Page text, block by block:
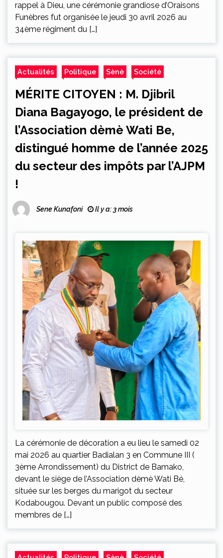
rappel à Dieu, une cérémonie grandiose d’Oraisons
Funèbres fut organisée le jeudi 30 avril 2026 au
34ème régiment du […]
Actualités Politique Sènè Société
MÉRITE CITOYEN : M. Djibril
Diana Bagayogo, le président de
l’Association dèmè Wati Be,
distingué homme de l’année 2025
du secteur des impôts par l’AJPM
!
Sene Kunafoni Il y a: 3 mois
La cérémonie de décoration a eu lieu le samedi 02
mai 2026 au quartier Badialan 3 en Commune III (
3ème Arrondissement) du District de Bamako,
devant le siège de l’Association dèmè Wati Bé,
située sur les berges du marigot du secteur
Kodabougou. Devant un public composé des
membres de […]